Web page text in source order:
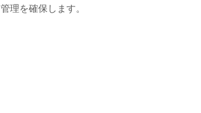
理を確保します。